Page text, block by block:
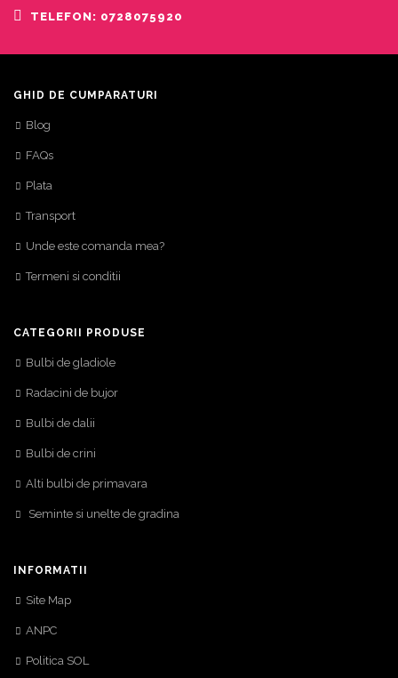
TELEFON: 0728075920
GHID DE CUMPARATURI
Blog
FAQs
Plata
Transport
Unde este comanda mea?
Termeni si conditii
CATEGORII PRODUSE
Bulbi de gladiole
Radacini de bujor
Bulbi de dalii
Bulbi de crini
Alti bulbi de primavara
Seminte si unelte de gradina
INFORMATII
Site Map
ANPC
Politica SOL